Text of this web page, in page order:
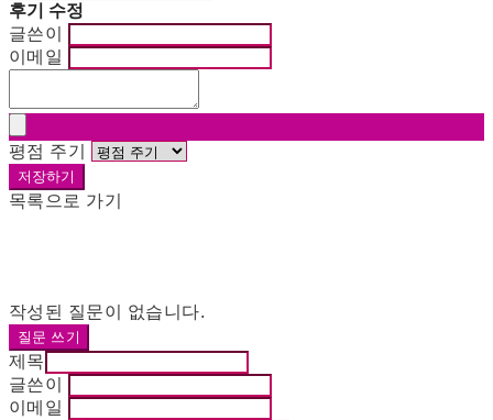
후기 수정
글쓴이
이메일
평점 주기
저장하기
목록으로 가기
작성된 질문이 없습니다.
질문 쓰기
제목
글쓴이
이메일